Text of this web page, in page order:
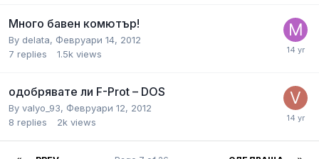
Много бавен комютър!
By delata, Февруари 14, 2012
7 replies 1.5k views
одобрявате ли F-Prot – DOS
By valyo_93, Февруари 12, 2012
8 replies 2k views